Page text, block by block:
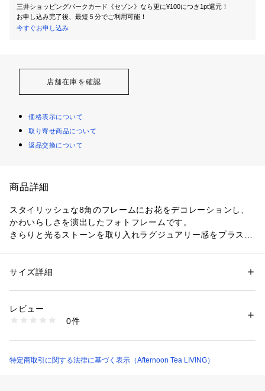
三井ショッピングパークカード《セゾン》なら更に¥100につき1pt還元！
お申し込み完了後、最短５分でご利用可能！
今すぐお申し込み
店舗在庫を確認
価格表示について
取り寄せ商品について
返品交換について
商品詳細
スタイリッシュな8角のフレームにお花をデコレーションし、
かわいらしさを演出したフォトフレームです。
きらりと光るストーンを取り入れラグジュアリー感をプラス。
す。スタンドタイプなので棚やデスクの上など、いつでも目に
ハガキサイズ以上の写真を入れる際は、フレームに合わせて写
真をカットしてセットしてください。
ざいます。予めご了承くださいませ。
性別：レディース
真立て
生産国：中国製
3460000013847
サイズ詳細
レビュー
0件
特定商取引に関する法律に基づく表示（Afternoon Tea LIVING）